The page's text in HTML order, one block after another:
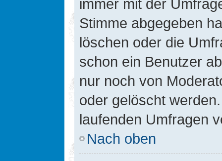
immer mit der
Stimme abgegeben
löschen oder die
schon ein Benutzer
nur noch von
oder gelöscht
laufenden Umfragen
Nach oben